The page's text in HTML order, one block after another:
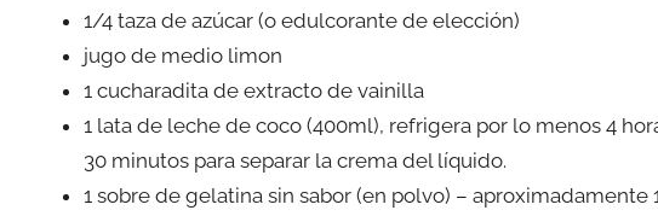
1/4 taza de azúcar (o edulcorante de elección)
jugo de medio limon
1 cucharadita de extracto de vainilla
1 lata de leche de coco (400ml), refrigera por lo menos 4
30 minutos para separar la crema del líquido.
1 sobre de gelatina sin sabor (en polvo) –